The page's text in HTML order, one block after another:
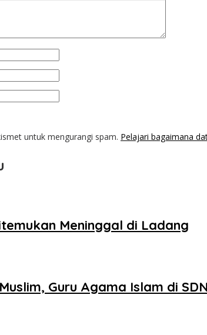
untuk mengurangi spam. Pelajari bagaimana
Meninggal di Ladang
Guru Agama Islam di